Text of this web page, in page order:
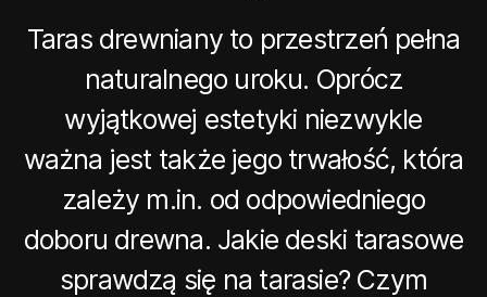
Taras drewniany to przestrzeń pełna
naturalnego uroku. Oprócz
wyjątkowej estetyki niezwykle
ważna jest także jego trwałość, która
zależy m.in. od odpowiedniego
doboru drewna. Jakie deski tarasowe
sprawdzą się na tarasie? Czym